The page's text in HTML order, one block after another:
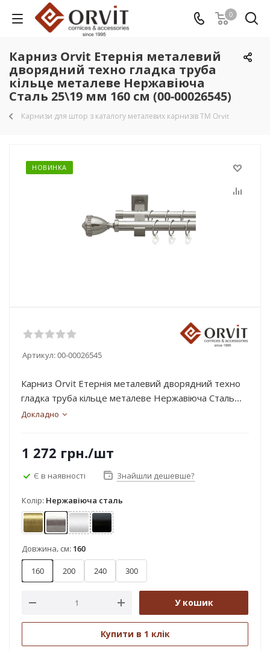
0
Карниз Orvit Етернія металевий
дворядний техно гладка труба
кільце металеве Нержавіюча
Сталь 25\19 мм 160 см (00-00026545)
Карнизи для штор з каталогу металевих карнизів TM Orvit
НОВИНКА
Артикул:00-00026545
Карниз Orvit Етернія металевий дворядний техно
гладка труба кільце металеве Нержавіюча Сталь...
Докладно
1 272 грн./шт
Є в наявності Знайшли дешевше?
Колір: Нержавіюча сталь
АнтикНержавіюча сталь
Сатин Чорний оксамит
Довжина, см: 160
160 200 240 300
У кошик
Купити в 1 клік